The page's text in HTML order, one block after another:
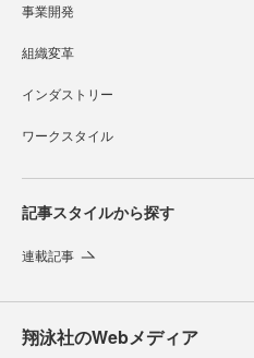
事業開発
組織変革
インダストリー
ワークスタイル
記事スタイルから探す
連載記事
翔泳社のWebメディア